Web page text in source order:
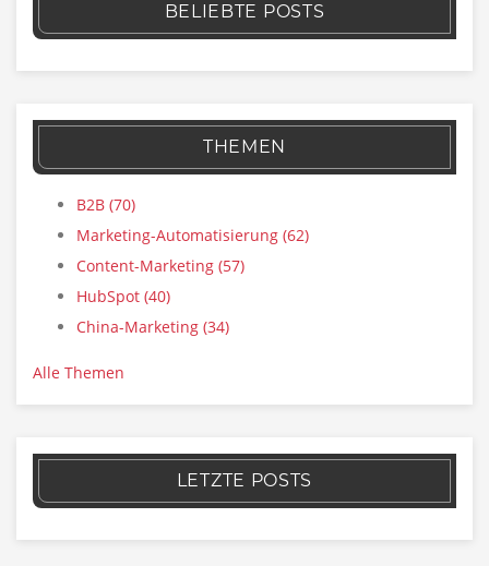
BELIEBTE POSTS
THEMEN
B2B (70)
Marketing-Automatisierung (62)
Content-Marketing (57)
HubSpot (40)
China-Marketing (34)
Alle Themen
LETZTE POSTS